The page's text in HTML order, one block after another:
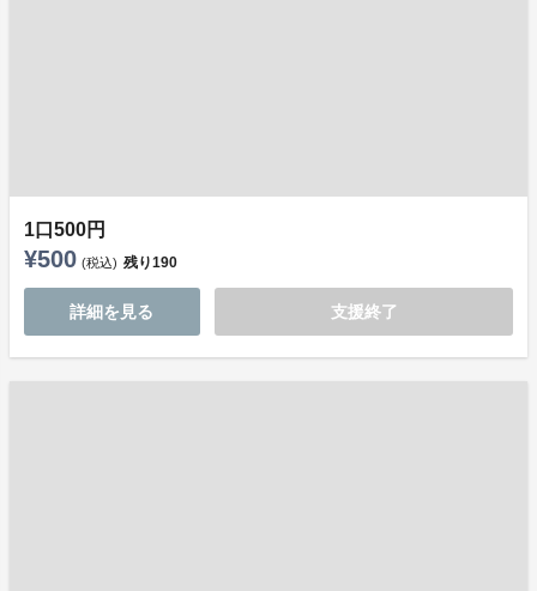
1口500円
¥500 (税込) 残り190
詳細を見る 支援終了